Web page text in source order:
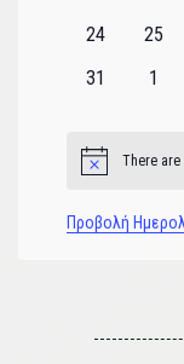
0
24
0
25
0
31
0
1
Notice There are
Προβολή